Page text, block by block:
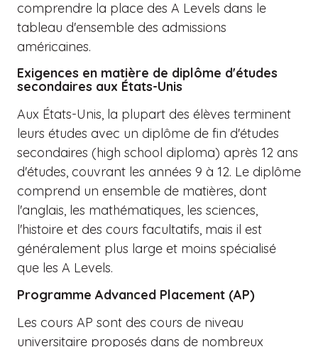
comprendre la place des A Levels dans le
tableau d'ensemble des admissions
américaines.
Exigences en matière de diplôme d'études
secondaires aux États-Unis
Aux États-Unis, la plupart des élèves terminent
leurs études avec un diplôme de fin d'études
secondaires (high school diploma) après 12 ans
d'études, couvrant les années 9 à 12. Le diplôme
comprend un ensemble de matières, dont
l'anglais, les mathématiques, les sciences,
l'histoire et des cours facultatifs, mais il est
généralement plus large et moins spécialisé
que les A Levels.
Programme Advanced Placement (AP)
Les cours AP sont des cours de niveau
universitaire proposés dans de nombreux